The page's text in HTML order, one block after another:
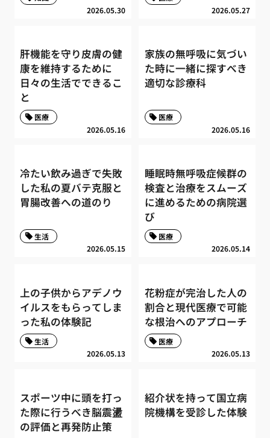
2026.05.30 2026.05.27
肝機能を守り皮膚の健
康を維持するために
日々の生活でできるこ
と
2026.05.16
医療
家族の無呼吸に気づい
た時に一緒に探すべき
適切な診療科
2026.05.16
医療
冷たい飲み過ぎで失敗
した私の夏バテ克服と
胃腸改善への道のり
2026.05.15
生活
睡眠時無呼吸症候群の
検査と治療をスムーズ
に進めるための病院選
び
2026.05.14
医療
上の子供からアデノウ
イルスをもらってしま
った私の体験記
2026.05.13
生活
花粉症が完治した人の
割合と現代医療で可能
な根治へのアプローチ
2026.05.13
医療
スポーツ中に頭を打っ
た際に行うべき脳震盪
の評価と再発防止策
紹介状を持って国立病
院機構を受診した体験